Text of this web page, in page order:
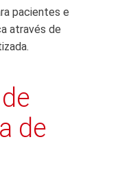
pacientes e
através de
de